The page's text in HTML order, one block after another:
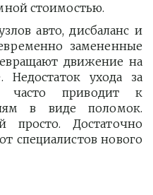
стоимостью.
авто, дисбаланс и
замененные
движение на
Недостаток ухода за
часто приводит к
в виде поломок.
просто. Достаточно
специалистов нового